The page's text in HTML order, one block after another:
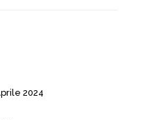
2024